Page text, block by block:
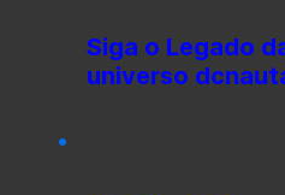
Siga o Legado
universo